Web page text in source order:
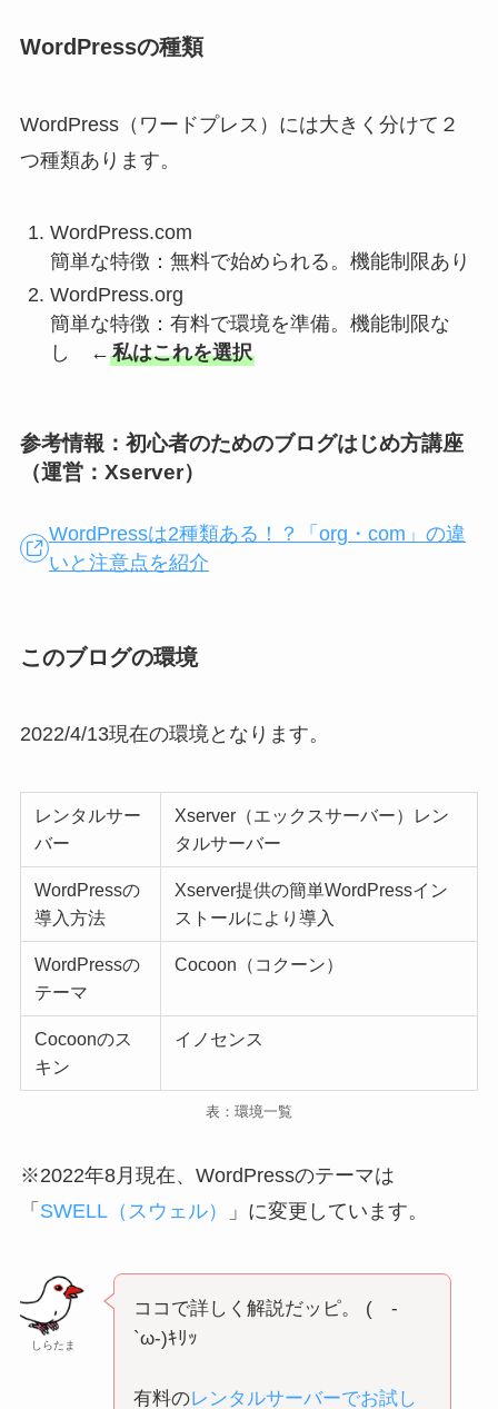
WordPressの種類
WordPress（ワードプレス）には大きく分けて２
つ種類あります。
WordPress.com
簡単な特徴：無料で始められる。機能制限あり
WordPress.org
簡単な特徴：有料で環境を準備。機能制限な
し
← 私はこれを選択
参考情報：初心者のためのブログはじめ方講座
（運営：Xserver）
WordPressは2種類ある！？「org・com」の違
いと注意点を紹介
このブログの環境
2022/4/13現在の環境となります。
レンタルサー
バー
Xserver（エックスサーバー）レン
タルサーバー
WordPressの
導入方法
Xserver提供の簡単WordPressイン
ストールにより導入
WordPressの
テーマ
Cocoon（コクーン）
Cocoonのス
キン
イノセンス
表：環境一覧
※2022年8月現在、WordPressのテーマは
「 SWELL（スウェル） 」に変更しています。
しらたま
ココで詳しく解説だッピ。 ( -
`ω-)ｷﾘｯ
有料のレンタルサーバーでお試し